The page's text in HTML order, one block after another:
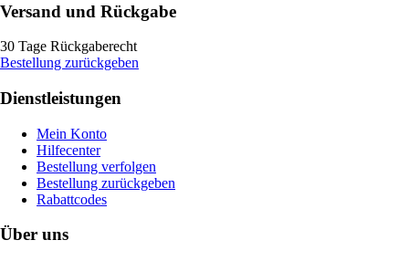
Versand und Rückgabe
30 Tage Rückgaberecht
Bestellung zurückgeben
Dienstleistungen
Mein Konto
Hilfecenter
Bestellung verfolgen
Bestellung zurückgeben
Rabattcodes
Über uns